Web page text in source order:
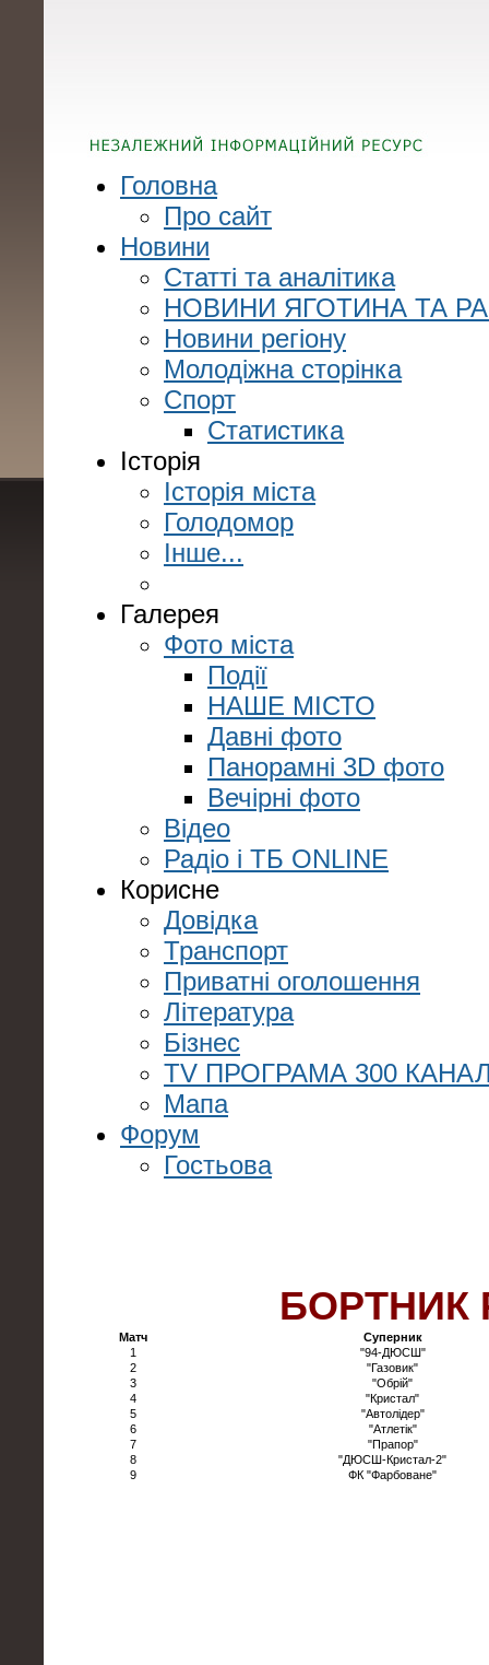
Головна
Про сайт
Новини
Статті та аналітика
НОВИНИ ЯГОТИНА ТА
Новини регіону
Молодіжна сторінка
Спорт
Статистика
Історія
Історія міста
Голодомор
Інше...
Галерея
Фото міста
Події
НАШЕ МІСТО
Давні фото
Панорамні 3D фото
Вечірні фото
Відео
Радіо і ТБ ONLINE
Корисне
Довідка
Транспорт
Приватні оголошення
Література
Бізнес
TV ПРОГРАМА 300
Мапа
Форум
Гостьова
БОРТНИК
Матч
Суперник
1
"94-ДЮСШ"
2
"Газовик"
3
"Обрій"
4
"Кристал"
5
"Автолідер"
6
"Атлетік"
7
"Прапор"
8
"ДЮСШ-Кристал-2"
9
ФК "Фарбоване"